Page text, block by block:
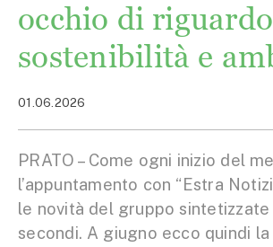
occhio di
sostenibilità e
01.06.2026
PRATO – Come ogni inizio del
l’appuntamento con “Estra
le novità del gruppo sintetizzate
secondi. A giugno ecco quindi